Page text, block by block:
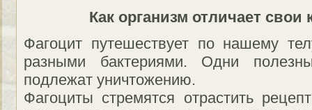
Как организм отличает свои
Фагоцит путешествует по нашему
разными бактериями. Одни
подлежат уничтожению.
Фагоциты стремятся отрастить